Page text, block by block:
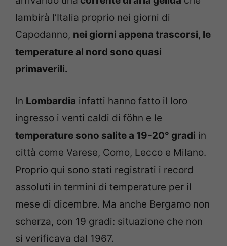
lambirà l’Italia proprio nei giorni di
Capodanno, nei giorni appena trascorsi, le
temperature al nord sono quasi
primaverili.
In Lombardia infatti hanno fatto il loro
ingresso i venti caldi di föhn e le
temperature sono salite a 19-20° gradi in
città come Varese, Como, Lecco e Milano.
Proprio qui sono stati registrati i record
assoluti in termini di temperature per il
mese di dicembre. Ma anche Bergamo non
scherza, con 19 gradi: situazione che non
si verificava dal 1967.